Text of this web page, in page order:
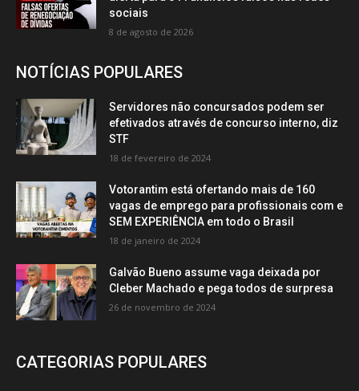
sociais
8 de agosto de 2026
NOTÍCIAS POPULARES
Servidores não concursados podem ser
efetivados através de concurso interno, diz
STF
18 de fevereiro de 2024
Votorantim está ofertando mais de 160
vagas de emprego para profissionais com e
SEM EXPERIÊNCIA em todo o Brasil
18 de janeiro de 2024
Galvão Bueno assume vaga deixada por
Cleber Machado e pega todos de surpresa
26 de novembro de 2024
CATEGORIAS POPULARES